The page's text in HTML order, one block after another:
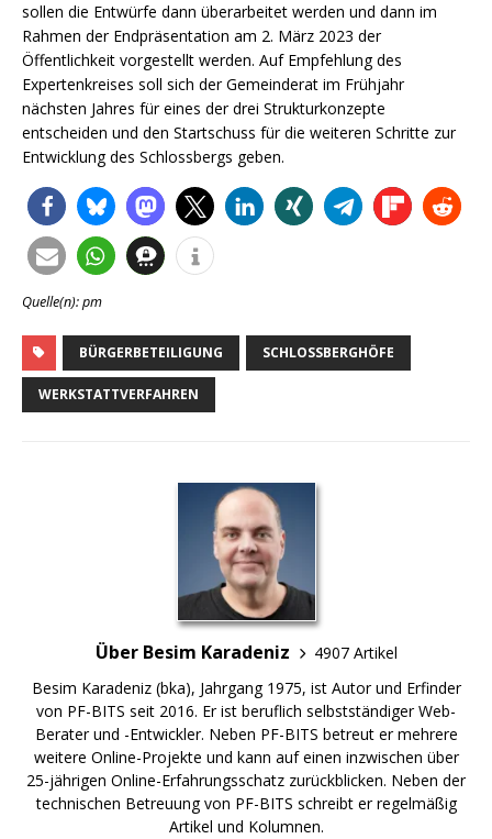
sollen die Entwürfe dann überarbeitet werden und dann im
Rahmen der Endpräsentation am 2. März 2023 der
Öffentlichkeit vorgestellt werden. Auf Empfehlung des
Expertenkreises soll sich der Gemeinderat im Frühjahr
nächsten Jahres für eines der drei Strukturkonzepte
entscheiden und den Startschuss für die weiteren Schritte zur
Entwicklung des Schlossbergs geben.
Quelle(n): pm
BÜRGERBETEILIGUNG SCHLOSSBERGHÖFE
WERKSTATTVERFAHREN
Über Besim Karadeniz
4907 Artikel
Besim Karadeniz (bka), Jahrgang 1975, ist Autor und Erfinder
von PF-BITS seit 2016. Er ist beruflich selbstständiger Web-
Berater und -Entwickler. Neben PF-BITS betreut er mehrere
weitere Online-Projekte und kann auf einen inzwischen über
25-jährigen Online-Erfahrungsschatz zurückblicken. Neben der
technischen Betreuung von PF-BITS schreibt er regelmäßig
Artikel und Kolumnen.